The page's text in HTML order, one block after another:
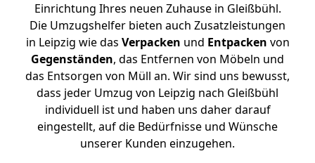
Einrichtung Ihres neuen Zuhause in Gleißbühl.
Die Umzugshelfer bieten auch Zusatzleistungen
in Leipzig wie das Verpacken und Entpacken von
Gegenständen, das Entfernen von Möbeln und
das Entsorgen von Müll an. Wir sind uns bewusst,
dass jeder Umzug von Leipzig nach Gleißbühl
individuell ist und haben uns daher darauf
eingestellt, auf die Bedürfnisse und Wünsche
unserer Kunden einzugehen.